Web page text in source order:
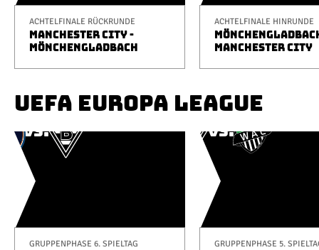
ACHTELFINALE RÜCKRUNDE
MANCHESTER CITY -
MÖNCHENGLADBACH
ACHTELFINALE HINRUNDE
MANCHESTER CITY
UEFA EUROPA LEAGUE
GRUPPENPHASE 6. SPIELTAG GRUPPENPHASE 5.